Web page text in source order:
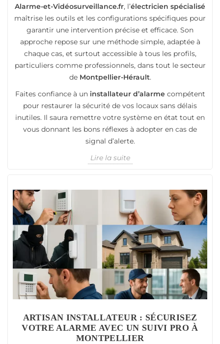
Alarme-et-Vidéosurveillance.fr, l’électricien spécialisé
maîtrise les outils et les configurations spécifiques pour
garantir une intervention précise et efficace. Son
approche repose sur une méthode simple, adaptée à
chaque cas, et surtout accessible à tous les profils,
particuliers comme professionnels, dans tout le secteur
de Montpellier-Hérault.
Faites confiance à un installateur d’alarmecompétent
pour restaurer la sécurité de vos locaux sans délais
inutiles. Il saura remettre votre système en état tout en
vous donnant les bons réflexes à adopter en cas de
signal d’alerte.
Lire la suite
ARTISAN INSTALLATEUR : SÉCURISEZ
VOTRE ALARME AVEC UN SUIVI PRO À
MONTPELLIER